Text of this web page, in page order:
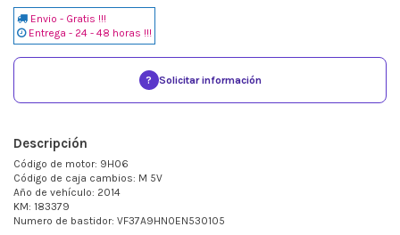
Envio - Gratis !!!
Entrega - 24 - 48 horas !!!
? Solicitar información
Descripción
Código de motor: 9H06
Código de caja cambios: M 5V
Año de vehículo: 2014
KM: 183379
Numero de bastidor: VF37A9HN0EN530105